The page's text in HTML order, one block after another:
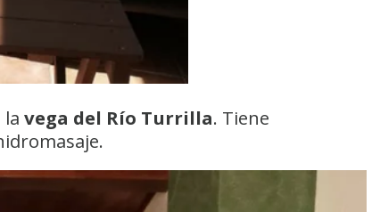
lavega del Río Turrilla. Tiene